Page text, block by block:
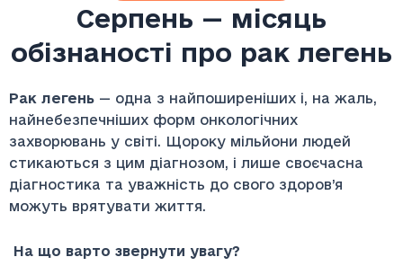
Серпень — місяць
обізнаності про рак легень
Рак легень — одна з найпоширеніших і, на жаль,
найнебезпечніших форм онкологічних
захворювань у світі. Щороку мільйони людей
стикаються з цим діагнозом, і лише своєчасна
діагностика та уважність до свого здоров’я
можуть врятувати життя.
На що варто звернути увагу?